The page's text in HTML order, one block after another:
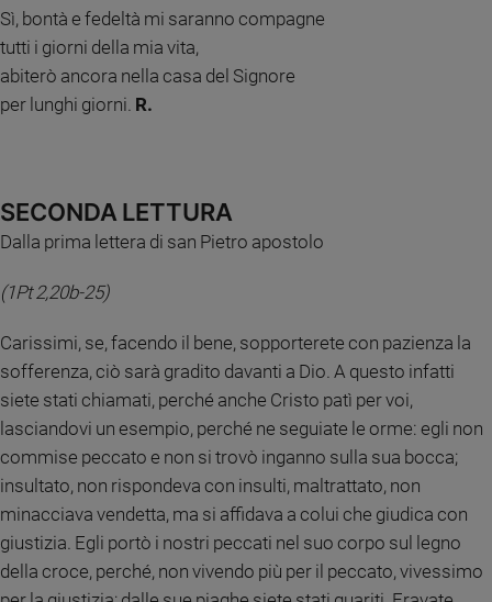
Genitori
figli
Nonni
giovani
Adolescenza
Vai
Riflessioni
Foto
Video
Sì, bontà e fedeltà mi saranno compagne
tutti i giorni della mia vita,
abiterò ancora nella casa del Signore
per lunghi giorni. R.
SECONDA LETTURA
Dalla prima lettera di san Pietro apostolo
(1Pt 2,20b-25)
Carissimi, se, facendo il bene, sopporterete con pazienza la
sofferenza, ciò sarà gradito davanti a Dio. A questo infatti
siete stati chiamati, perché anche Cristo patì per voi,
lasciandovi un esempio, perché ne seguiate le orme: egli non
commise peccato e non si trovò inganno sulla sua bocca;
insultato, non rispondeva con insulti, maltrattato, non
minacciava vendetta, ma si affidava a colui che giudica con
giustizia. Egli portò i nostri peccati nel suo corpo sul legno
della croce, perché, non vivendo più per il peccato, vivessimo